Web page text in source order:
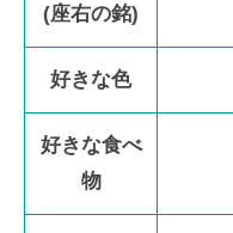
(座右の銘)
好きな色
好きな食べ
物